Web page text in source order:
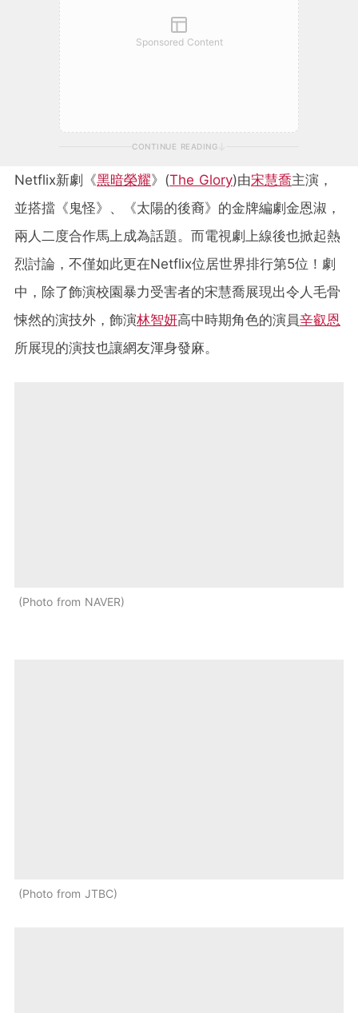
Sponsored Content
CONTINUE READING
Netflix新劇《黑暗榮耀》(The Glory)由宋慧喬主演，
並搭擋《鬼怪》、《太陽的後裔》的金牌編劇金恩淑，
兩人二度合作馬上成為話題。而電視劇上線後也掀起熱
烈討論，不僅如此更在Netflix位居世界排行第5位！劇
中，除了飾演校園暴力受害者的宋慧喬展現出令人毛骨
悚然的演技外，飾演林智妍高中時期角色的演員辛叡恩
所展現的演技也讓網友渾身發麻。
Photo from NAVER
Photo from JTBC